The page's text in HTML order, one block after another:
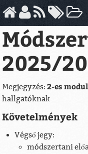
2025/
Megjegyzés: 2-es modul
hallgatóknak
Követelmények
Végső jegy:
módszertani